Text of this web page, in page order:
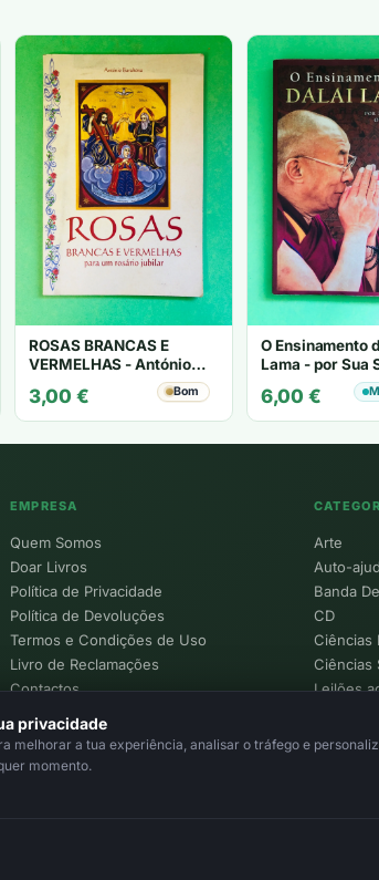
ROSAS BRANCAS E
VERMELHAS - António
3,00 € Bom
O Ensinamento
Lama - por Sua
6,00 €
EMPRESA
Quem Somos
Doar Livros
Política de Privacidade
Política de Devoluções
Termos e Condições de Uso
Livro de Reclamações
Contactos
Arte
Auto-
Banda
CD
Ciências
Ciências
Leilões
privacidade
melhorar a tua experiência, analisar o tráfego e
momento.